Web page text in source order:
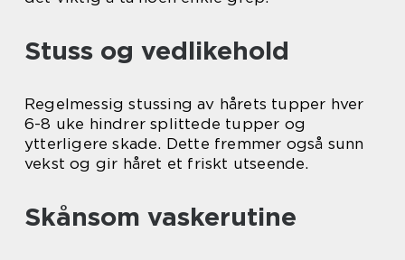
Stuss og vedlikehold
Regelmessig stussing av hårets tupper hver
6-8 uke hindrer splittede tupper og
ytterligere skade. Dette fremmer også sunn
vekst og gir håret et friskt utseende.
Skånsom vaskerutine